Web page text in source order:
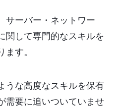
サーバー・ネットワー
関して専門的なスキルを
す。
うな高度なスキルを保有
需要に追いついていませ